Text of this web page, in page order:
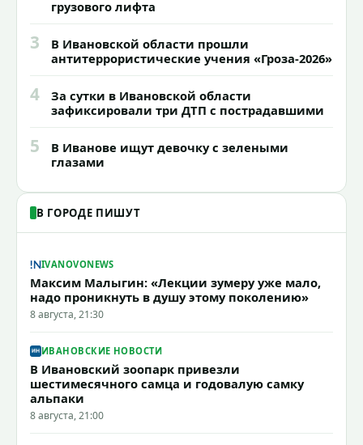
грузового лифта
3
В Ивановской области прошли
антитеррористические учения «Гроза-2026»
4
За сутки в Ивановской области
зафиксировали три ДТП с пострадавшими
5
В Иванове ищут девочку с зелеными
глазами
В ГОРОДЕ ПИШУТ
IVANOVONEWS
Максим Малыгин: «Лекции зумеру уже мало,
надо проникнуть в душу этому поколению»
8 августа, 21:30
ИВАНОВСКИЕ НОВОСТИ
В Ивановский зоопарк привезли
шестимесячного самца и годовалую самку
альпаки
8 августа, 21:00